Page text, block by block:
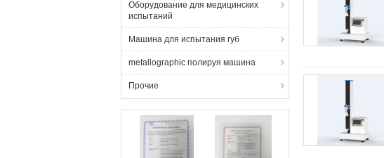
Оборудование для медицинских
испытаний
Машина для испытания губ
metallographic полируя машина
Прочие